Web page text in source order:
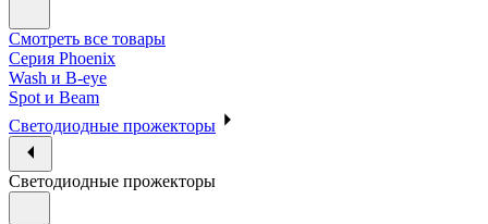
Смотреть все товары
Cерия Phoenix
Wash и B-eye
Spot и Beam
Cветодиодные прожекторы
Cветодиодные прожекторы